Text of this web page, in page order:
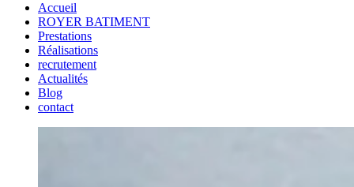
Accueil
ROYER BATIMENT
Prestations
Réalisations
recrutement
Actualités
Blog
contact